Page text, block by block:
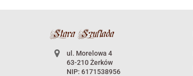
ul. Morelowa 4
63-210 Żerków
NIP: 6171538956